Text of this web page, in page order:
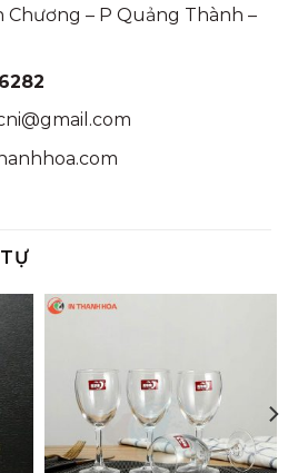
Chương – P Quảng Thành –